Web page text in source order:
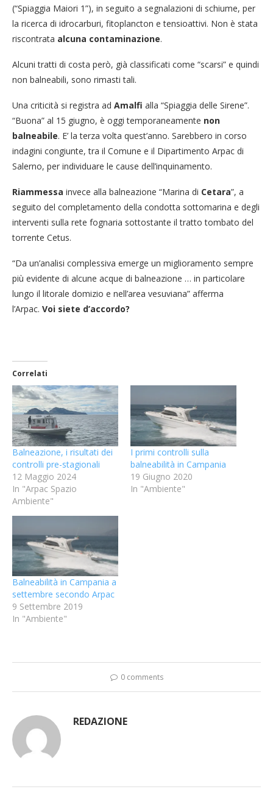
(“Spiaggia Maiori 1”), in seguito a segnalazioni di schiume, per
la ricerca di idrocarburi, fitoplancton e tensioattivi. Non è stata
riscontrata alcuna contaminazione.
Alcuni tratti di costa però, già classificati come “scarsi” e quindi
non balneabili, sono rimasti tali.
Una criticità si registra ad Amalfi alla “Spiaggia delle Sirene”.
“Buona” al 15 giugno, è oggi temporaneamente non
balneabile. E’ la terza volta quest’anno. Sarebbero in corso
indagini congiunte, tra il Comune e il Dipartimento Arpac di
Salerno, per individuare le cause dell’inquinamento.
Riammessa invece alla balneazione “Marina di Cetara”, a
seguito del completamento della condotta sottomarina e degli
interventi sulla rete fognaria sottostante il tratto tombato del
torrente Cetus.
“Da un’analisi complessiva emerge un miglioramento sempre
più evidente di alcune acque di balneazione … in particolare
lungo il litorale domizio e nell’area vesuviana” afferma
l’Arpac. Voi siete d’accordo?
Correlati
Balneazione, i risultati dei
controlli pre-stagionali
12 Maggio 2024
In "Arpac Spazio
Ambiente"
I primi controlli sulla
balneabilità in Campania
19 Giugno 2020
In "Ambiente"
Balneabilità in Campania a
settembre secondo Arpac
9 Settembre 2019
In "Ambiente"
0 comments
REDAZIONE